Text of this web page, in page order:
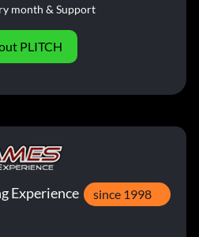
month & Support
PLITCH
Experience since 1998